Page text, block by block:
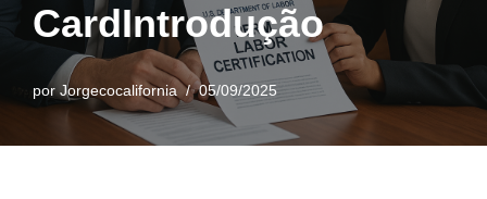
CardIntrodução
porJorgecocalifornia 05/09/2025